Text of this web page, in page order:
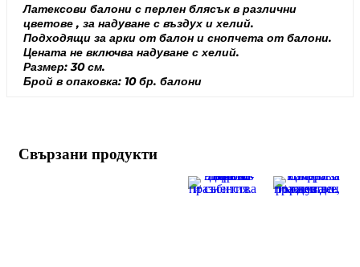
цветове , за надуване с въздух и хелий.
Подходящи за арки от балон и снопчета от балони.
Цената не включва надуване с хелий.
Размер: 30 см.
Брой в опаковка: 10 бр. балони